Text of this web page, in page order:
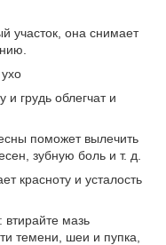
участок, она снимает
грудь облегчат и
поможет вылечить
зубную боль и т. д.
красноту и усталость
: втирайте мазь
темени, шеи и пупка,